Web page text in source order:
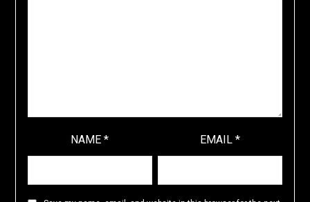
NAME* EMAIL*